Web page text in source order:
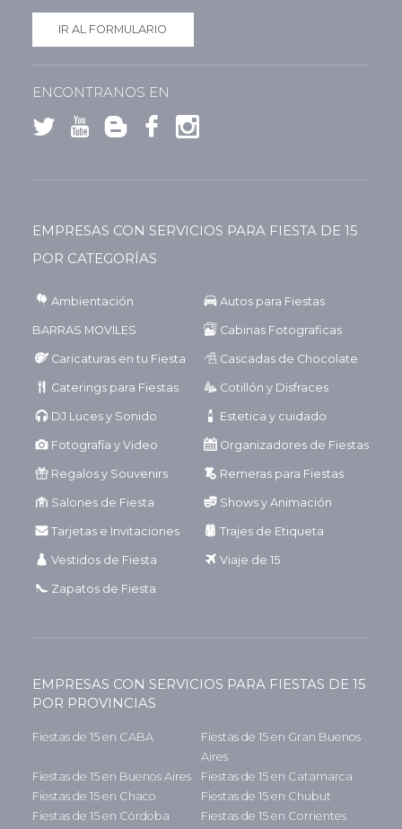
IR AL FORMULARIO
ENCONTRANOS EN
EMPRESAS CON SERVICIOS PARA FIESTA DE 15
POR CATEGORÍAS
Ambientación Autos para Fiestas
BARRAS MOVILES Cabinas Fotograficas
Caricaturas en tu Fiesta Cascadas de Chocolate
Caterings para Fiestas Cotillón y Disfraces
DJ Luces y Sonido Estetica y cuidado
Fotografía y Video Organizadores de Fiestas
Regalos y Souvenirs Remeras para Fiestas
Salones de Fiesta Shows y Animación
Tarjetas e Invitaciones Trajes de Etiqueta
Vestidos de Fiesta Viaje de 15
Zapatos de Fiesta
EMPRESAS CON SERVICIOS PARA FIESTAS DE 15
POR PROVINCIAS
Fiestas de 15 en CABA
Fiestas de 15 en Gran Buenos
Aires
Fiestas de 15 en Buenos Aires
Fiestas de 15 en Catamarca
Fiestas de 15 en Chaco
Fiestas de 15 en Chubut
Fiestas de 15 en Córdoba
Fiestas de 15 en Corrientes